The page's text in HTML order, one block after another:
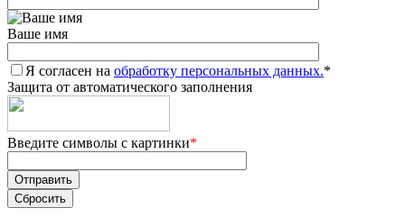
Ваше имя
Я согласен на обработку персональных данных.*
Защита от автоматического заполнения
Введите символы с картинки*